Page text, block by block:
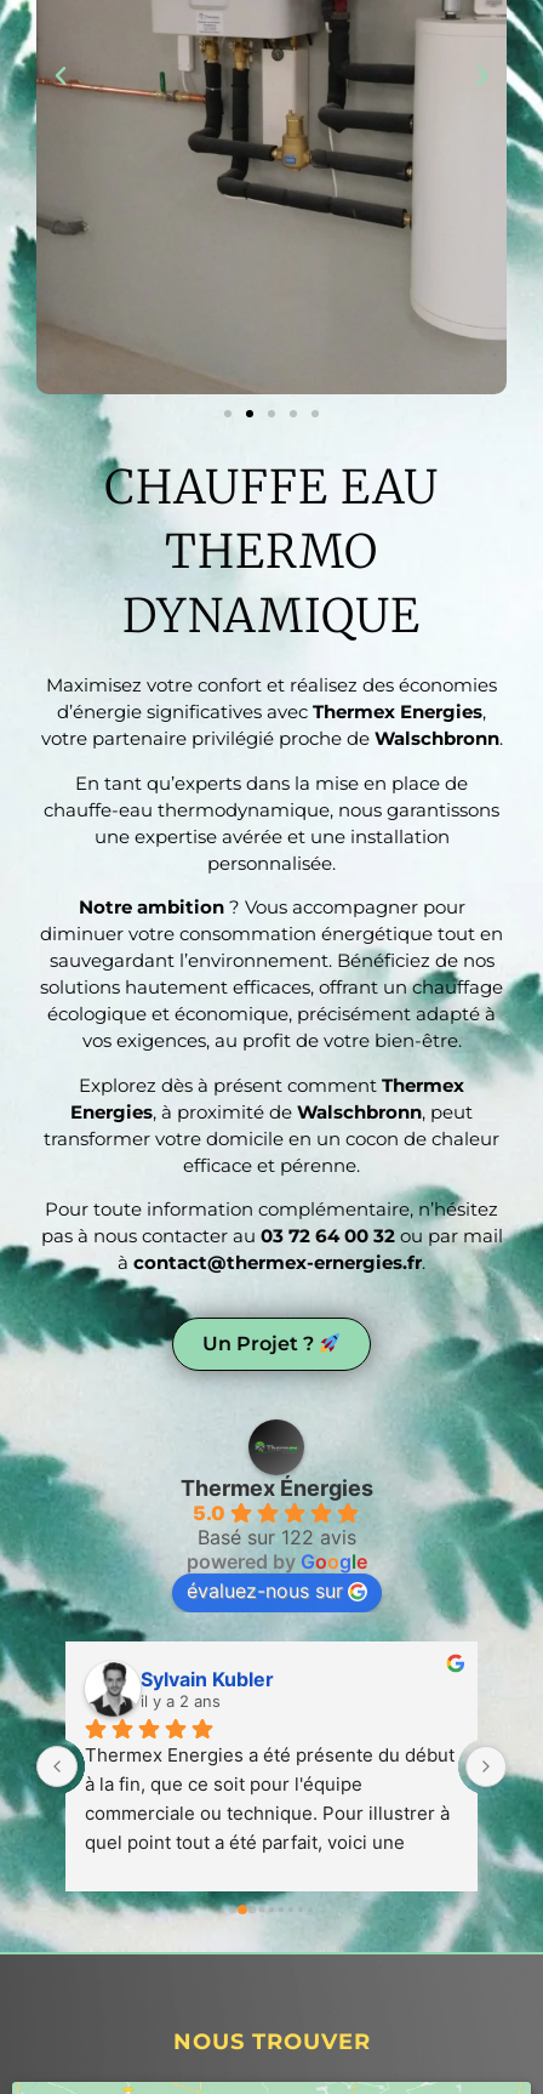
CHAUFFE EAU
THERMO
DYNAMIQUE
Maximisez votre confort et réalisez des économies
d’énergie significatives avec Thermex Energies,
votre partenaire privilégié proche de Walschbronn.
En tant qu’experts dans la mise en place de
chauffe-eau thermodynamique, nous garantissons
une expertise avérée et une installation
personnalisée.
Notre ambition? Vous accompagner pour
diminuer votre consommation énergétique tout en
sauvegardant l’environnement. Bénéficiez de nos
solutions hautement efficaces, offrant un chauffage
écologique et économique, précisément adapté à
vos exigences, au profit de votre bien-être.
Explorez dès à présent comment Thermex
Energies, à proximité de Walschbronn, peut
transformer votre domicile en un cocon de chaleur
efficace et pérenne.
Pour toute information complémentaire, n’hésitez
pas à nous contacter au 03 72 64 00 32ou par mail
à contact@thermex-ernergies.fr.
Un Projet ?
Thermex Énergies
5.0
Basé sur 122 avis
powered by Google
évaluez-nous sur
à
Sylvain Kubler
il y a 2 ans
Thermex Energies a été présente du début
à la fin, que ce soit pour l'équipe
commerciale ou technique. Pour illustrer à
quel point tout a été parfait, voici une
contrat avec Thermex en août 2023 en vue
de l'installation d'une pompe à chaleur
prévue pour avril/mai 2024.1. Début
(intoxication au monoxyde) nécessitant
NOUS TROUVER